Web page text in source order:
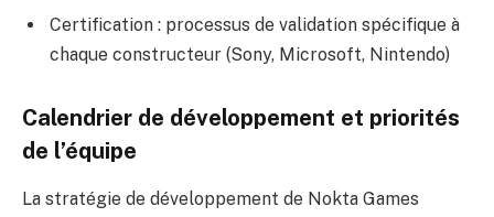
Certification : processus de validation spécifique à
chaque constructeur (Sony, Microsoft, Nintendo)
Calendrier de développement et priorités
de l’équipe
La stratégie de développement de Nokta Games